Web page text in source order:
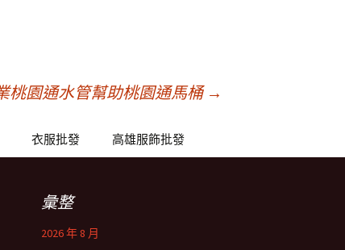
桃園通水管幫助桃園通馬桶 →
衣服批發 高雄服飾批發
彙整
2026 年 8 月